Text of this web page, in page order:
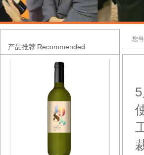
产品推荐 Recommended
1988庄园 经典桃红
您